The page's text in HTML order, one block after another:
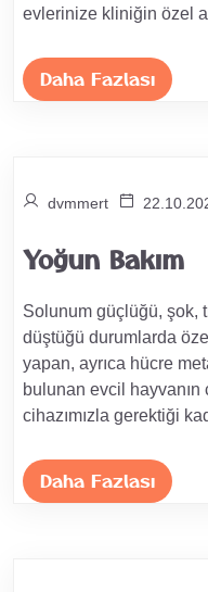
evlerinize kliniğin özel
Daha Fazlası
dvmmert
Yoğun Bakım
Solunum güçlüğü, şok,
düştüğü durumlarda
yapan, ayrıca hücre
bulunan evcil hayvanın
cihazımızla gerektiği
Daha Fazlası